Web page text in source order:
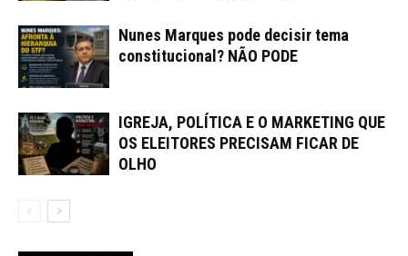
Nunes Marques pode decisir tema
constitucional? NÃO PODE
IGREJA, POLÍTICA E O MARKETING QUE
OS ELEITORES PRECISAM FICAR DE
OLHO